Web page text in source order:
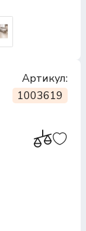
Артикул:
1003619